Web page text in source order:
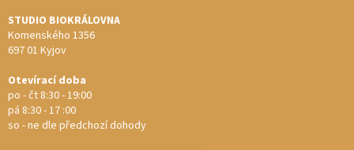
STUDIO BIOKRÁLOVNA
Komenského 1356
697 01 Kyjov
Otevírací doba
po - čt 8:30 - 19:00
pá 8:30 - 17 :00
so - ne dle předchozí dohody